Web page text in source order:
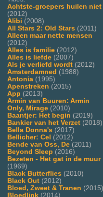
Achtste-groepers huilen niet
(2012)
Alibi (2008)
All Stars 2: Old Stars (2011)
Alleen maar nette mensen
(2012)
Alles is familie (2012)
Alles is liefde (2007)
Als je verliefd wordt (2012)
Amsterdamned (1988)
Antonia (1995)
Apenstreken (2015)
App (2013)
Armin van Buuren: Armin
Only, Mirage (2010)
Baantjer: Het begin (2019)
Bankier van het Verzet (2018)
Bella Donna's (2017)
Bellicher: Cel (2012)
Bende van Oss, De (2011)
Beyond Sleep (2016)
Bezeten - Het gat in de muur
(1969)
Black Butterflies (2010)
Black Out (2012)
Bloed, Zweet & Tranen (2015)
Bloedlink (2014)